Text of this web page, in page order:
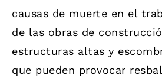
causas de muerte en el
de las obras de
estructuras altas y
que pueden provocar